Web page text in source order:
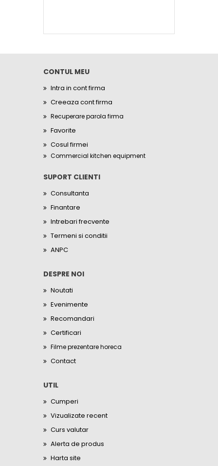
CONTUL MEU
Intra in cont firma
Creeaza cont firma
Recuperare parola firma
Favorite
Cosul firmei
Commercial kitchen equipment
SUPORT CLIENTI
Consultanta
Finantare
Intrebari frecvente
Termeni si conditii
ANPC
DESPRE NOI
Noutati
Evenimente
Recomandari
Certificari
Filme prezentare horeca
Contact
UTIL
Cumperi
Vizualizate recent
Curs valutar
Alerta de produs
Harta site